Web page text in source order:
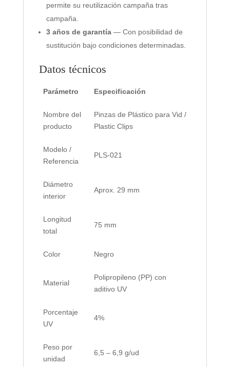
permite su reutilización campaña tras
campaña.
3 años de garantía— Con posibilidad de
sustitución bajo condiciones determinadas.
Datos técnicos
Parámetro Especificación
Nombre del
producto
Pinzas de Plástico para Vid /
Plastic Clips
Modelo /
Referencia
PLS-021
Diámetro
interior
Aprox. 29 mm
Longitud
total
75 mm
Color Negro
Material
Polipropileno (PP) con
aditivo UV
Porcentaje
UV
4%
Peso por
unidad
6,5 – 6,9 g/ud